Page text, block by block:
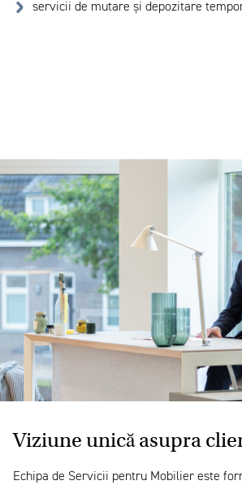
servicii de mutare și depozitare
Viziune unică asupra
Echipa de Servicii pentru Mobilier este